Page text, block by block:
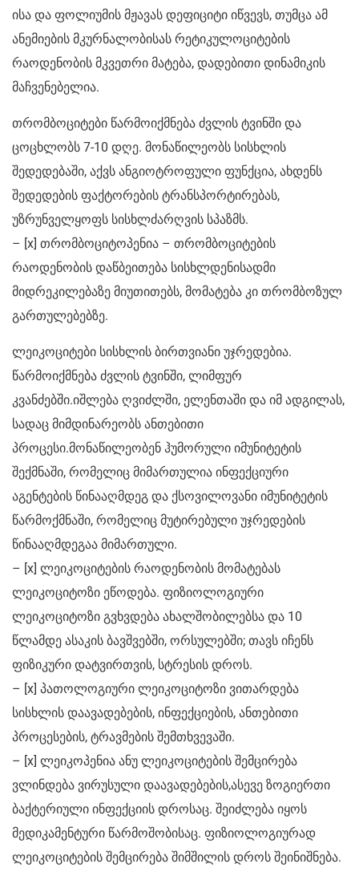
ისა და ფოლიუმის მჟავას დეფიციტი იწვევს, თუმცა ამ
ანემიების მკურნალობისას რეტიკულოციტების
რაოდენობის მკვეთრი მატება, დადებითი დინამიკის
მაჩვენებელია.
თრომბოციტები წარმოიქმნება ძვლის ტვინში და
ცოცხლობს 7-10 დღე. მონაწილეობს სისხლის
შედედებაში, აქვს ანგიოტროფული ფუნქცია, ახდენს
შედედების ფაქტორების ტრანსპორტირებას,
უზრუნველყოფს სისხლძარღვის სპაზმს.
– [x] თრომბოციტოპენია – თრომბოციტების
რაოდენობის დაწბეითება სისხლდენისადმი
მიდრეკილებაზე მიუთითებს, მომატება კი თრომბოზულ
გართულებებზე.
ლეიკოციტები სისხლის ბირთვიანი უჯრედებია.
წარმოიქმნება ძვლის ტვინში, ლიმფურ
კვანძებში.იშლება ღვიძლში, ელენთაში და იმ ადგილას,
სადაც მიმდინარეობს ანთებითი
პროცესი.მონაწილეობენ ჰუმორული იმუნიტეტის
შექმნაში, რომელიც მიმართულია ინფექციური
აგენტების წინააღმდეგ და ქსოვილოვანი იმუნიტეტის
წარმოქმნაში, რომელიც მუტირებული უჯრედების
წინააღმდეგაა მიმართული.
– [x] ლეიკოციტების რაოდენობის მომატებას
ლეიკოციტოზი ეწოდება. ფიზიოლოგიური
ლეიკოციტოზი გვხვდება ახალშობილებსა და 10
წლამდე ასაკის ბავშვებში, ორსულებში; თავს იჩენს
ფიზიკური დატვირთვის, სტრესის დროს.
– [x] პათოლოგიური ლეიკოციტოზი ვითარდება
სისხლის დაავადებების, ინფექციების, ანთებითი
პროცესების, ტრავმების შემთხვევაში.
– [x] ლეიკოპენია ანუ ლეიკოციტების შემცირება
ვლინდება ვირუსული დაავადებების,ასევე ზოგიერთი
ბაქტერიული ინფექციის დროსაც. შეიძლება იყოს
მედიკამენტური წარმოშობისაც. ფიზიოლოგიურად
ლეიკოციტების შემცირება შიმშილის დროს შეინიშნება.